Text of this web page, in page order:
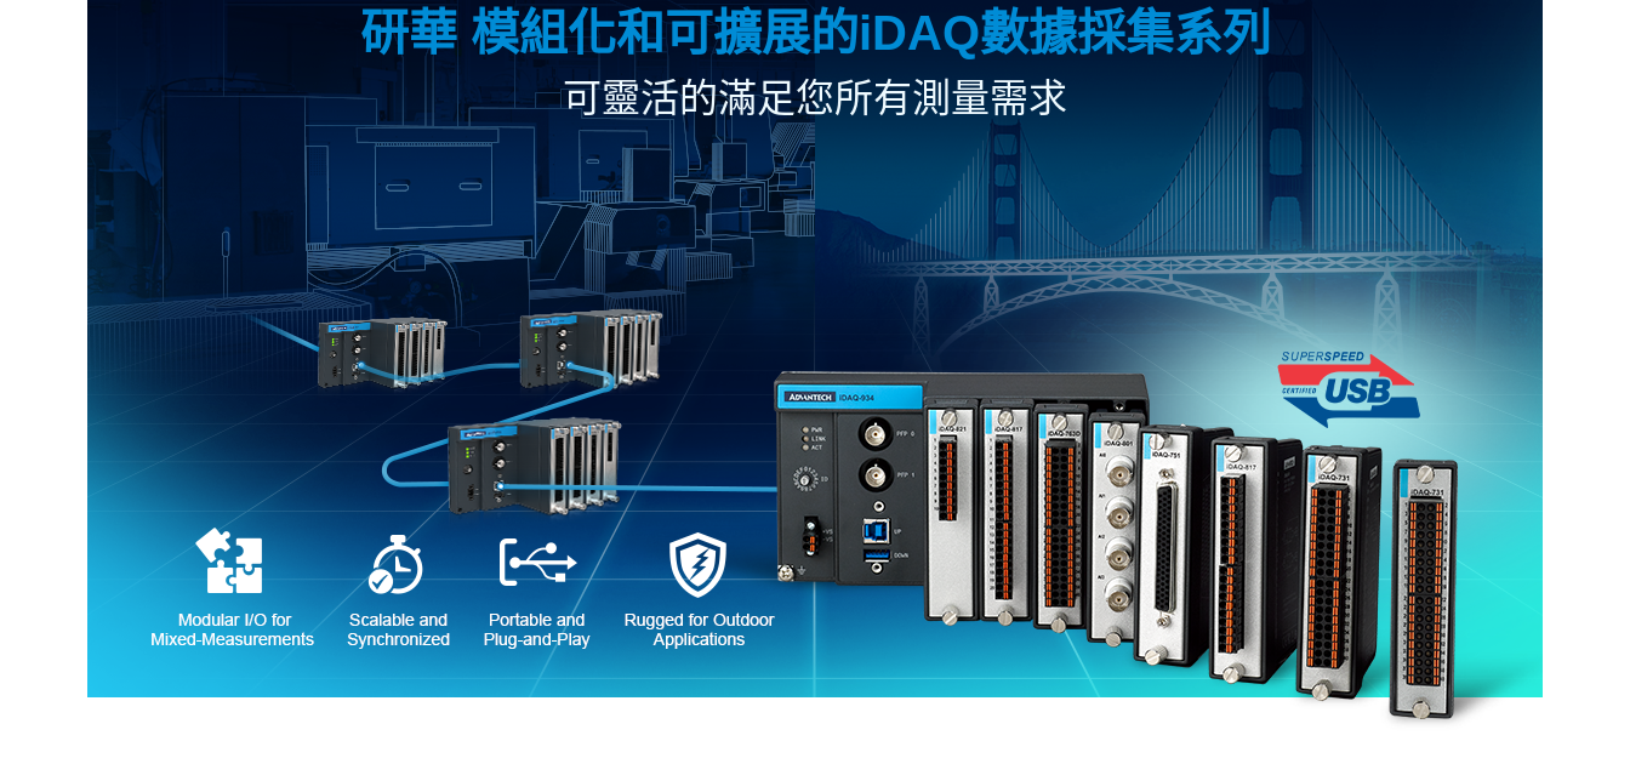
加入購物車
產品已加入購物車
> 前往結帳
研華 模組化和可擴展的iDAQ數據採集系列
可靈活的滿足您所有測量需求